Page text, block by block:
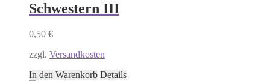
Schwestern III
0,50 €
zzgl. Versandkosten
In den Warenkorb Details